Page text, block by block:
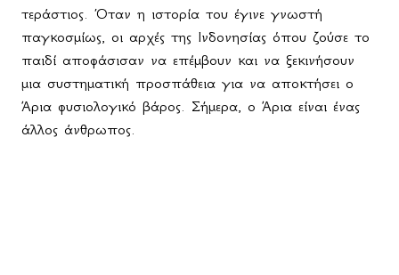
τεράστιος. Όταν η ιστορία του έγινε γνωστή
παγκοσμίως, οι αρχές της Ινδονησίας όπου ζούσε το
παιδί αποφάσισαν να επέμβουν και να ξεκινήσουν
μια συστηματική προσπάθεια για να αποκτήσει ο
Άρια φυσιολογικό βάρος. Σήμερα, ο Άρια είναι ένας
άλλος άνθρωπος.